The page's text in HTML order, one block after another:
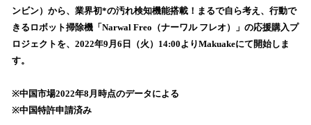
を
読
込
み
で
す
ンビン）から、業界初*の汚れ検知機能搭載！まるで自ら考え、行動で
きるロボット掃除機「Narwal Freo（ナーワル フレオ）」の応援購入プ
ロジェクトを、2022年9月6日（火）14:00よりMakuakeにて開始しま
す。
※中国市場2022年8月時点のデータによる​​
※中国特許申請済み